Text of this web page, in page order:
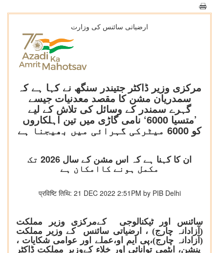
ارضیاتی سائنس کی وزارت
مرکزی وزیر ڈاکٹر جتیندر سنگھ نے کہا ہے کہ
سمدریان مشن کا مقصد معدنیات جیسے
گہرے سمندر کے وسائل کی تلاش کے لیے
’متسیا 6000‘ نامی گاڑی میں تین اہلکاروں
کو 6000 میٹرکی گہرائی میں بھیجنا ہے
ان کا کہنا ہے کہ اس مشن کے سال 2026 تک
مکمل ہونے کاامکان ہے
प्रविष्टि तिथि: 21 DEC 2022 2:51PM by PIB Delhi
سائنس اور ٹیکنالوجی کےمرکزی وزیر مملکت
(آزادانہ چارج) ، ارضیاتی سائنس کے وزیر مملکت
(آزادانہ چارج)،پی ایم او،عملے اور عوامی شکایات ،
پنشن، ایٹمی توانائی اور خلاء کےوزیر مملکت ڈاکٹر